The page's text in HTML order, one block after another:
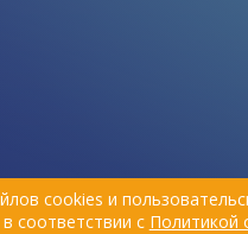
cookies и
соответствии с Политикой